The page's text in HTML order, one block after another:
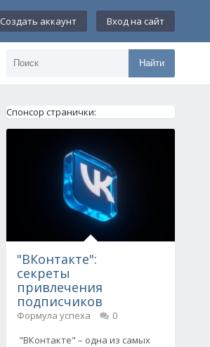
Создать аккаунт Вход на сайт
Найти
Спонсор странички:
"ВКонтакте":
секреты
привлечения
подписчиков
Формула успеха
0
"ВКонтакте" – одна из самых